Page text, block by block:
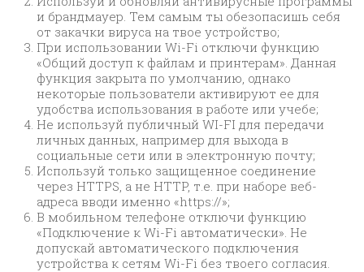
и брандмауер. Тем самым ты обезопасишь себя
от закачки вируса на твое устройство;
При использовании Wi-Fi отключи функцию
«Общий доступ к файлам и принтерам». Данная
функция закрыта по умолчанию, однако
некоторые пользователи активируют ее для
удобства использования в работе или учебе;
Не используй публичный WI-FI для передачи
личных данных, например для выхода в
социальные сети или в электронную почту;
Используй только защищенное соединение
через HTTPS, а не HTTP, т.е. при наборе веб-
адреса вводи именно «https://»;
В мобильном телефоне отключи функцию
«Подключение к Wi-Fi автоматически». Не
допускай автоматического подключения
устройства к сетям Wi-Fi без твоего согласия.